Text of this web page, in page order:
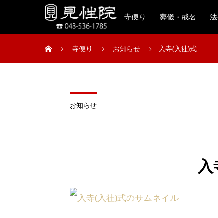
寺便り 葬儀・戒名
寺便り お知らせ 入寺(入社)式
お知らせ